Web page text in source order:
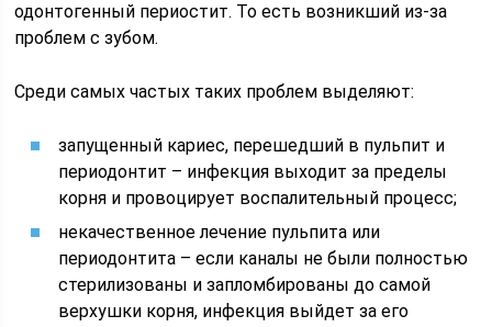
одонтогенный периостит. То есть возникший из-за
проблем с зубом.
Среди самых частых таких проблем выделяют:
запущенный кариес, перешедший в пульпит и
периодонтит – инфекция выходит за пределы
корня и провоцирует воспалительный процесс;
некачественное лечение пульпита или
периодонтита – если каналы не были полностью
стерилизованы и запломбированы до самой
верхушки корня, инфекция выйдет за его